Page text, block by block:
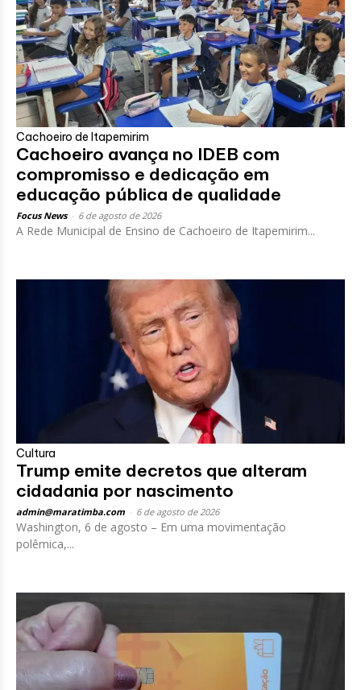
Cachoeiro de Itapemirim
Cachoeiro avança no IDEB com
compromisso e dedicação em
educação pública de qualidade
Focus News 6 de agosto de 2026
A Rede Municipal de Ensino de Cachoeiro de Itapemirim...
Cultura
Trump emite decretos que alteram
cidadania por nascimento
admin@maratimba.com 6 de agosto de 2026
Washington, 6 de agosto – Em uma movimentação
polêmica,...